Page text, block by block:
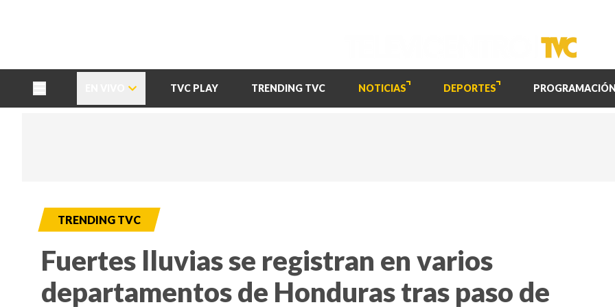
TVC PLAY TRENDING TVC NOTICIAS DEPORTES PROGRAMACIÓN
TRENDING TVC
Fuertes lluvias se registran en varios
departamentos de Honduras tras paso de